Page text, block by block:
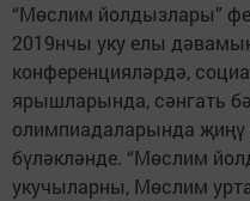
“Мөслим йолдызлары”
2019нчы уку елы
конференцияләрдә,
ярышларында, сәнгать
олимпиадаларында җиңү
бүләкләнде. “Мөслим
укучыларны, Мөслим